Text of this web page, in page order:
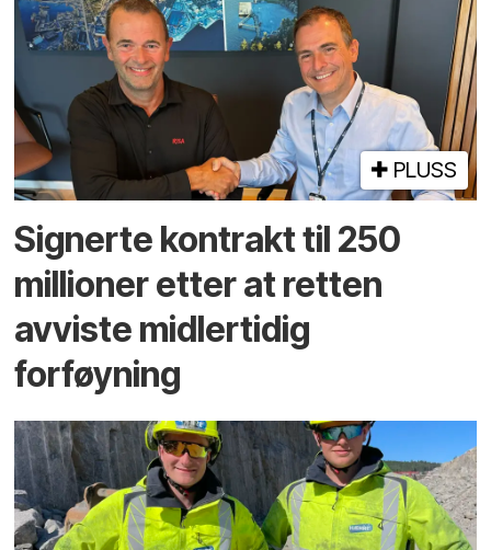
PLUSS
Signerte kontrakt til 250
millioner etter at retten
avviste midlertidig
forføyning